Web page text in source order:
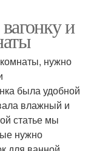
и
нужно
была удобной
влажный и
статье мы
нужно